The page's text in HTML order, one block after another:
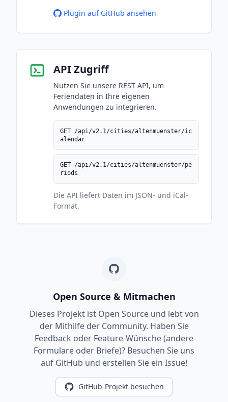
Plugin auf GitHub ansehen
API Zugriff
Nutzen Sie unsere REST API, um
Feriendaten in Ihre eigenen
Anwendungen zu integrieren.
GET /api/v2.1/cities/altenmuenster/ic
alendar
GET /api/v2.1/cities/altenmuenster/pe
riods
Die API liefert Daten im JSON- und iCal-
Format.
Open Source & Mitmachen
Dieses Projekt ist Open Source und lebt von
der Mithilfe der Community. Haben Sie
Feedback oder Feature-Wünsche (andere
Formulare oder Briefe)? Besuchen Sie uns
auf GitHub und erstellen Sie ein Issue!
GitHub-Projekt besuchen